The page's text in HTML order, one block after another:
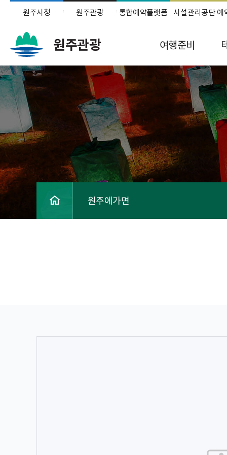
원주시청 원주관광 통합예약플랫폼 시설관리공단 예
원주관광 여행준비
원주에가면